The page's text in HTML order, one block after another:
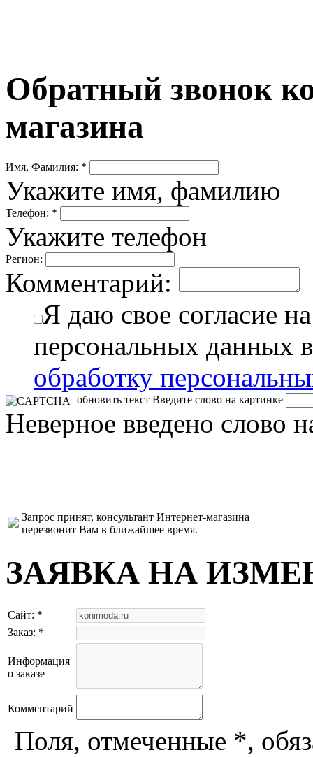
Обратный звонок
магазина
Имя, Фамилия: *
Укажите имя, фамилию
Телефон: *
Укажите телефон
Регион:
Комментарий:
Я даю свое согласие
персональных данных
обработку
обновить текст Введите слово на картинке
Неверное введено слово
Запрос принят, консультант Интернет-магазина
перезвонит Вам в ближайшее время.
ЗАЯВКА НА
Сайт: *
Заказ: *
Информация
о заказе
Комментарий
Поля, отмеченные *,